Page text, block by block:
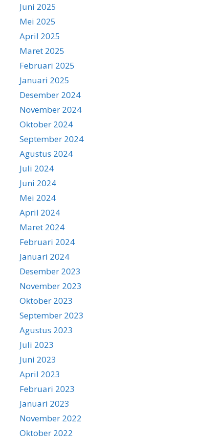
Juni 2025
Mei 2025
April 2025
Maret 2025
Februari 2025
Januari 2025
Desember 2024
November 2024
Oktober 2024
September 2024
Agustus 2024
Juli 2024
Juni 2024
Mei 2024
April 2024
Maret 2024
Februari 2024
Januari 2024
Desember 2023
November 2023
Oktober 2023
September 2023
Agustus 2023
Juli 2023
Juni 2023
April 2023
Februari 2023
Januari 2023
November 2022
Oktober 2022